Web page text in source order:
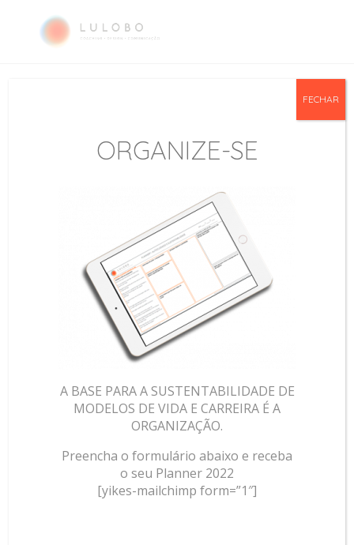
conversas difíceis e…
construtivas
ORGANIZE-SE
A BASE PARA A SUSTENTABILIDADE DE
MODELOS DE VIDA E CARREIRA É A
ORGANIZAÇÃO.
Preencha o formulário abaixo e receba
o seu Planner 2022
[yikes-mailchimp form=”1″]
FECHAR